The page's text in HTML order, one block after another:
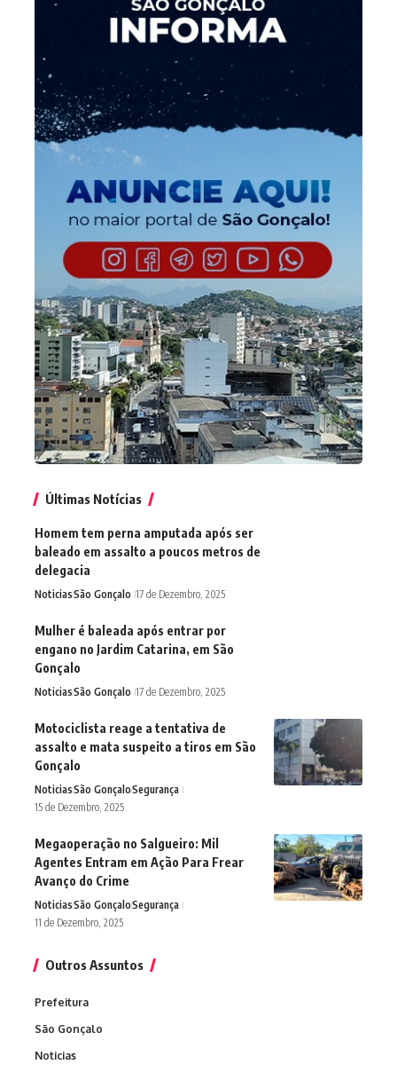
Últimas Notícias
Homem tem perna amputada após ser
baleado em assalto a poucos metros de
delegacia
NoticiasSão Gonçalo 17 de Dezembro, 2025
Mulher é baleada após entrar por
engano no Jardim Catarina, em São
Gonçalo
NoticiasSão Gonçalo 17 de Dezembro, 2025
Motociclista reage a tentativa de
assalto e mata suspeito a tiros em São
Gonçalo
NoticiasSão GonçaloSegurança
15 de Dezembro, 2025
Megaoperação no Salgueiro: Mil
Agentes Entram em Ação Para Frear
Avanço do Crime
NoticiasSão GonçaloSegurança
11 de Dezembro, 2025
Outros Assuntos
Prefeitura
São Gonçalo
Noticias